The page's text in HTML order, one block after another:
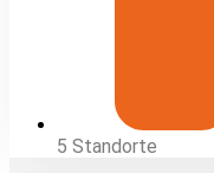
5 Standorte